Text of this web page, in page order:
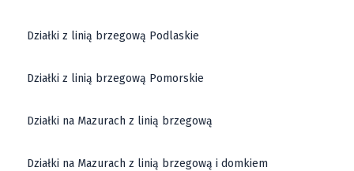
Działki z linią brzegową Podlaskie
Działki z linią brzegową Pomorskie
Działki na Mazurach z linią brzegową
Działki na Mazurach z linią brzegową i domkiem